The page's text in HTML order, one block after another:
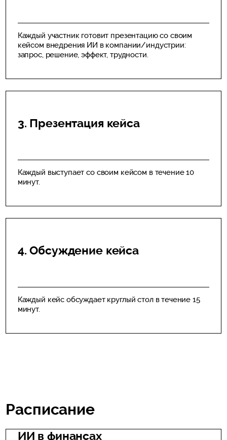
Каждый участник готовит презентацию со своим
кейсом внедрения ИИ в компании/индустрии:
запрос, решение, эффект, трудности.
Каждый выступает со своим кейсом в течение 10
минут.
3. Презентация кейса
Каждый кейс обсуждает круглый стол в течение 15
минут.
4. Обсуждение кейса
Расписание
ИИ в финансах